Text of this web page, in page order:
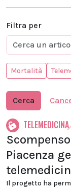
Filtra per
Mortalità
Cerca
TELEMEDICINA
Piacenza
Il progetto ha